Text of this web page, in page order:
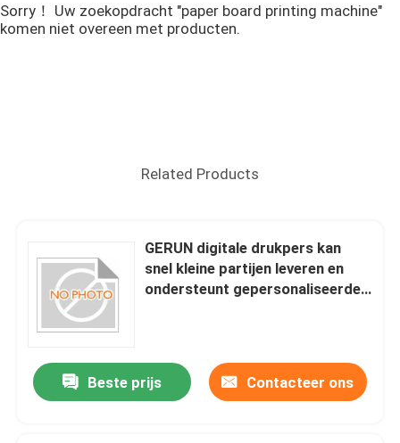
Sorry！ Uw zoekopdracht "paper board printing machine"
komen niet overeen met producten.
Related Products
GERUN digitale drukpers kan
snel kleine partijen leveren en
ondersteunt gepersonaliseerde
Beste prijs Contacteer ons